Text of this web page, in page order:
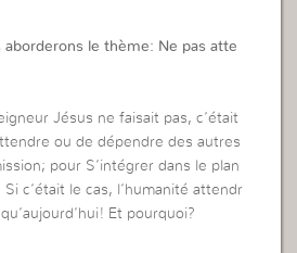
aborderons le thème: Ne pas atte
Jésus ne faisait pas, c’était
ou de dépendre des autres
pour S’intégrer dans le plan
c’était le cas, l’humanité attendr
Et pourquoi?